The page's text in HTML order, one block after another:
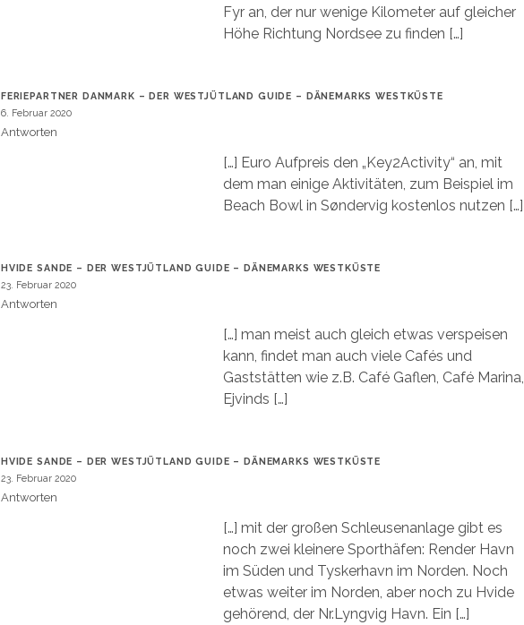
Fyr an, der nur wenige Kilometer auf gleicher
Höhe Richtung Nordsee zu finden […]
FERIEPARTNER DANMARK – DER WESTJÜTLAND GUIDE – DÄNEMARKS WESTKÜSTE
6. Februar 2020
Antworten
[…] Euro Aufpreis den „Key2Activity“ an, mit
dem man einige Aktivitäten, zum Beispiel im
Beach Bowl in Søndervig kostenlos nutzen […]
HVIDE SANDE – DER WESTJÜTLAND GUIDE – DÄNEMARKS WESTKÜSTE
23. Februar 2020
Antworten
[…] man meist auch gleich etwas verspeisen
kann, findet man auch viele Cafés und
Gaststätten wie z.B. Café Gaflen, Café Marina,
Ejvinds […]
HVIDE SANDE – DER WESTJÜTLAND GUIDE – DÄNEMARKS WESTKÜSTE
23. Februar 2020
Antworten
[…] mit der großen Schleusenanlage gibt es
noch zwei kleinere Sporthäfen: Render Havn
im Süden und Tyskerhavn im Norden. Noch
etwas weiter im Norden, aber noch zu Hvide
gehörend, der Nr.Lyngvig Havn. Ein […]